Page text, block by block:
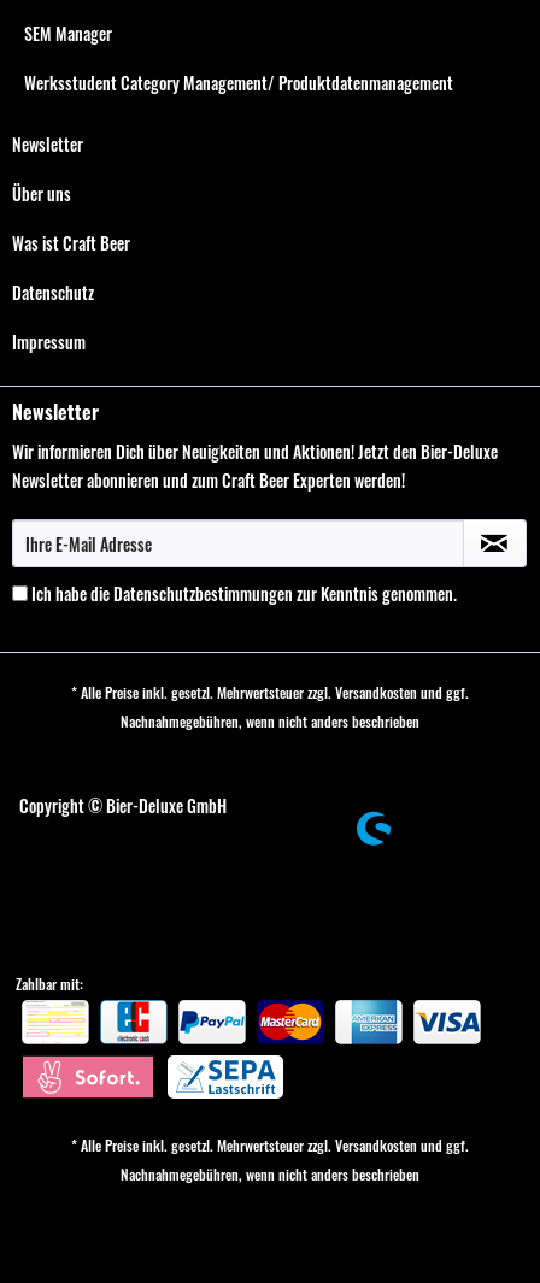
SEM Manager
Werksstudent Category Management/ Produktdatenmanagement
Newsletter
Über uns
Was ist Craft Beer
Datenschutz
Impressum
Newsletter
Wir informieren Dich über Neuigkeiten und Aktionen! Jetzt den Bier-Deluxe
Newsletter abonnieren und zum Craft Beer Experten werden!
Ich habe dieDatenschutzbestimmungenzur Kenntnis genommen.
* Alle Preise inkl. gesetzl. Mehrwertsteuer zzgl. Versandkostenund ggf.
Nachnahmegebühren, wenn nicht anders beschrieben
Copyright © Bier-Deluxe GmbH
Zahlbar mit:
* Alle Preise inkl. gesetzl. Mehrwertsteuer zzgl. Versandkostenund ggf.
Nachnahmegebühren, wenn nicht anders beschrieben